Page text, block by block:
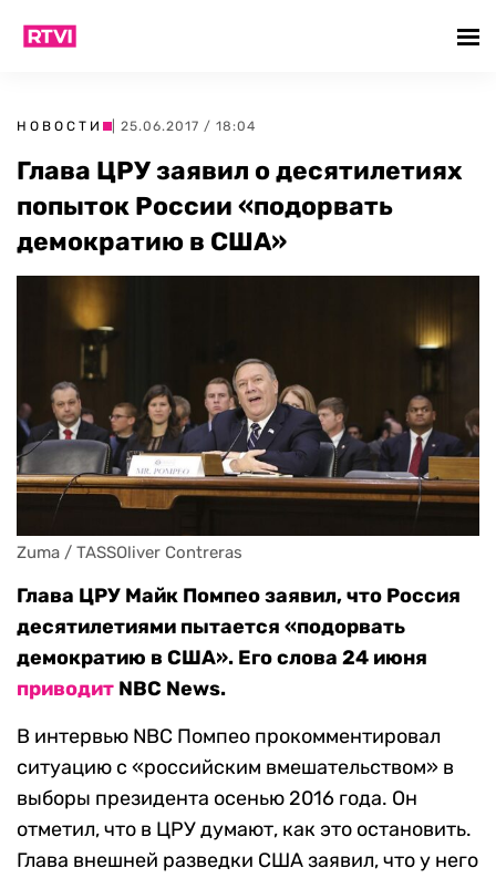
НОВОСТИ | 25.06.2017 / 18:04
Глава ЦРУ заявил о десятилетиях
попыток России «подорвать
демократию в США»
Zuma / TASSOliver Contreras
Глава ЦРУ Майк Помпео заявил, что Россия
десятилетиями пытается «подорвать
демократию в США». Его слова 24 июня
приводит NBC News.
В интервью NBC Помпео прокомментировал
ситуацию с «российским вмешательством» в
выборы президента осенью 2016 года. Он
отметил, что в ЦРУ думают, как это остановить.
Глава внешней разведки США заявил, что у него